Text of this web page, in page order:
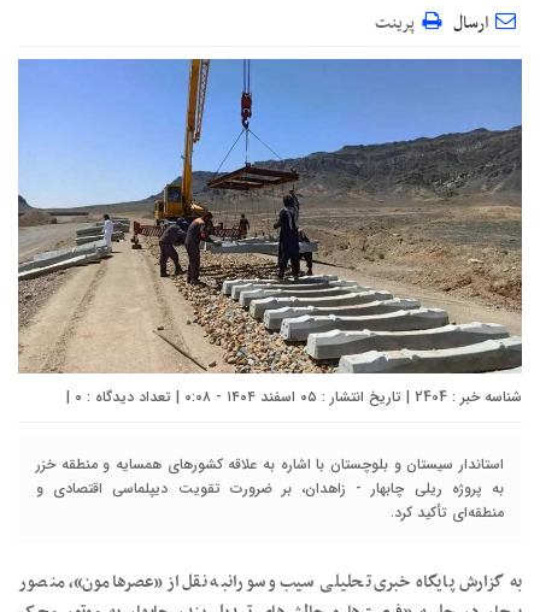
ارسال پرینت
شناسه خبر : 2404 | تاریخ انتشار : ۰۵ اسفند ۱۴۰۴ - ۰:۰۸ | تعداد دیدگاه : ۰ |
استاندار سیستان و بلوچستان با اشاره به علاقه کشورهای همسایه و منطقه خزر
به پروژه ریلی چابهار - زاهدان، بر ضرورت تقویت دیپلماسی اقتصادی و
منطقه‌ای تأکید کرد.
به گزارش پایگاه خبری تحلیلی سیب و سورانبه نقل از «عصرهامون»، منصور